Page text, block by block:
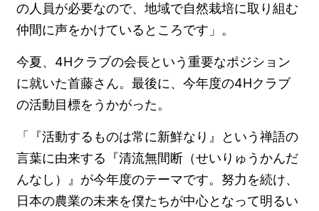
の人員が必要なので、地域で自然栽培に取り組む
仲間に声をかけているところです」。
今夏、4Hクラブの会長という重要なポジション
に就いた首藤さん。最後に、今年度の4Hクラブ
の活動目標をうかがった。
「『活動するものは常に新鮮なり』という禅語の
言葉に由来する『清流無間断（せいりゅうかんだ
んなし）』が今年度のテーマです。努力を続け、
日本の農業の未来を僕たちが中心となって明るい